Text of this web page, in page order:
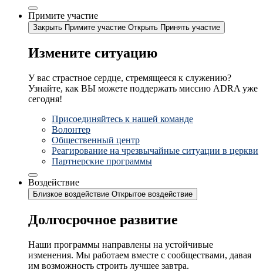
Примите участие
Закрыть Примите участие Открыть Принять участие
Измените ситуацию
У вас страстное сердце, стремящееся к служению?
Узнайте, как ВЫ можете поддержать миссию ADRA уже
сегодня!
Присоединяйтесь к нашей команде
Волонтер
Общественный центр
Реагирование на чрезвычайные ситуации в церкви
Партнерские программы
Воздействие
Близкое воздействие Открытое воздействие
Долгосрочное развитие
Наши программы направлены на устойчивые
изменения. Мы работаем вместе с сообществами, давая
им возможность строить лучшее завтра.